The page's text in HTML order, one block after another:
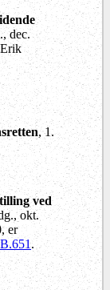
dec.
, 1.
ved
okt.
er
.